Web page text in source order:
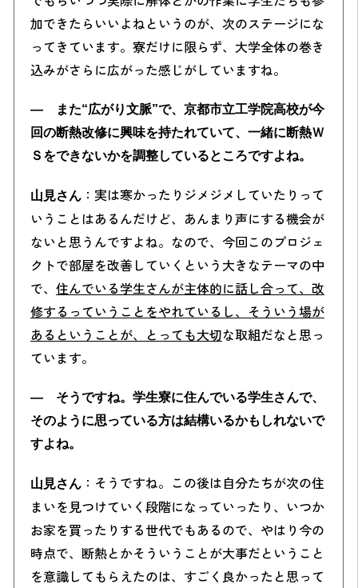
加できたらいいよねというのが、次のステージにな
ってきています。寮だけに限らず、大学全体の巻き
込みがさらに広がった感じがしていますね。
― また“広がり文脈”で、京都市立工学院高校が今
回の断熱改修に興味を持たれていて、一緒に断熱Ｗ
Ｓをできないかを調整しているところですよね。
山見さん：実は寒かったりジメジメしていたりって
いうことはあるんだけど、あんまり声にする機会が
ないと思うんですよね。なので、今回このプロジェ
クトで部屋を改善していくという大きなテーマの中
で、 住んでいる学生さんが主体的に話し合って、改
修するっていうことをやれているし、そういう場が
あるということが、とっても大切な取組だなと思っ
ています。
― そうですね。学生寮に住んでいる学生さんで、
そのように思っている方は結構いるかもしれないで
すよね。
山見さん：そうですね。この後は自分たちが次の住
まいを見つけていく段階になっていったり、いつか
お家を買ったりする世代でもあるので、やはり今の
時点で、断熱とかそういうことが大事だということ
を意識してもらえたのは、すごく良かったと思って